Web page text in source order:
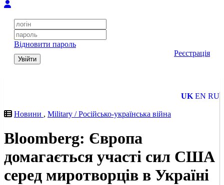
Відновити пароль
Увійти
Реєстрація
UK EN RU
Новини , Military / Російсько-українська війна
Bloomberg: Європа
домагається участі сил США
серед миротворців в Україні